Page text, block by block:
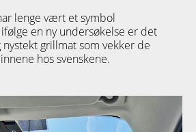
lenge vært et symbol
en ny undersøkelse er det
grillmat som vekker de
hos svenskene.